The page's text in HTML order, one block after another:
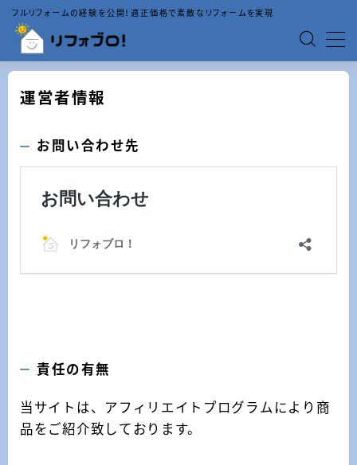
フルリフォームの経験を公開！適正価格で素敵なリフォームを実現
MENU
「内装」記事一覧
「外壁」記事一覧
「リフォームの基礎知識」記事一覧
運営者情報
お問い合わせ先
責任の有無
当サイトは、アフィリエイトプログラムにより商
品をご紹介致しております。